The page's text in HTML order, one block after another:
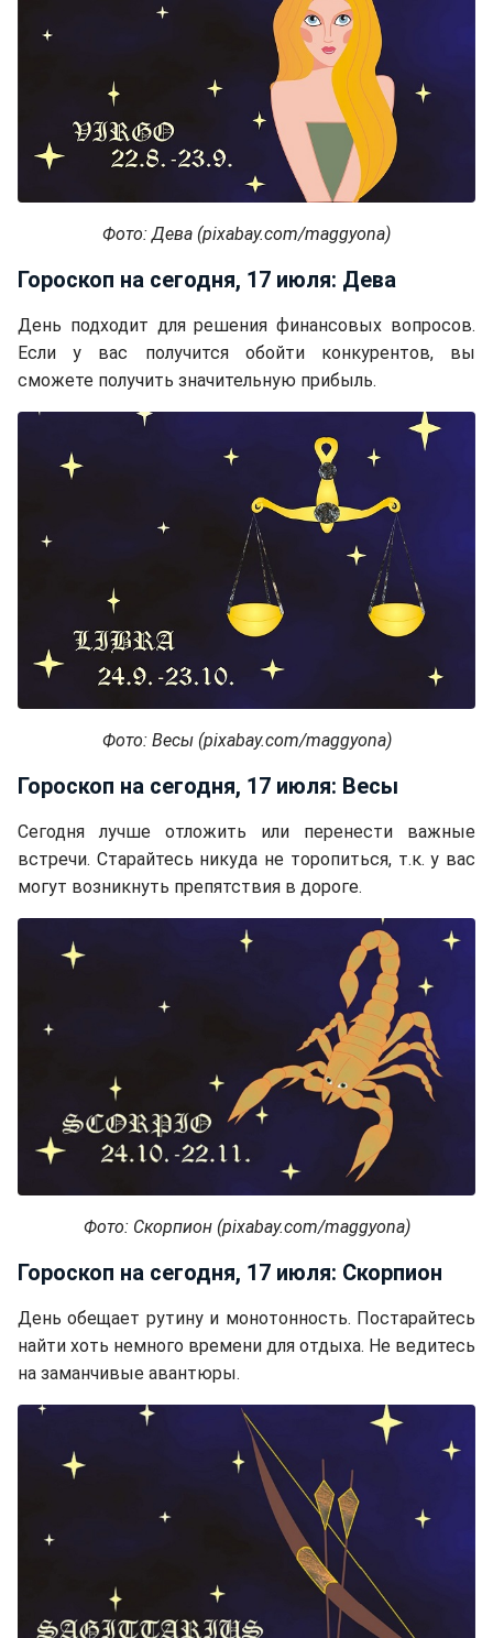
Фото: Дева (pixabay.com/maggyona)
Гороскоп на сегодня, 17 июля: Дева
День подходит для решения финансовых вопросов.
Если у вас получится обойти конкурентов, вы
сможете получить значительную прибыль.
Фото: Весы (pixabay.com/maggyona)
Гороскоп на сегодня, 17 июля: Весы
Сегодня лучше отложить или перенести важные
встречи. Старайтесь никуда не торопиться, т.к. у вас
могут возникнуть препятствия в дороге.
Фото: Скорпион (pixabay.com/maggyona)
Гороскоп на сегодня, 17 июля: Скорпион
День обещает рутину и монотонность. Постарайтесь
найти хоть немного времени для отдыха. Не ведитесь
на заманчивые авантюры.